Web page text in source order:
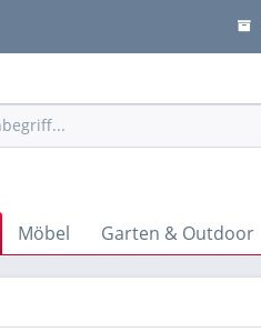
Möbel Garten & Outdoor